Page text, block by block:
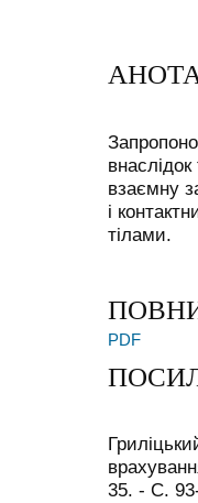
взаємну
і
тілами.
PDF
35. - С.